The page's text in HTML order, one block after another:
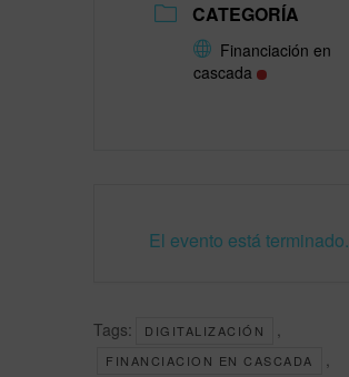
CATEGORÍA
Financiación en
cascada
El evento está terminado.
Tags: DIGITALIZACIÓN ,
FINANCIACION EN CASCADA ,